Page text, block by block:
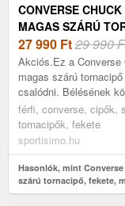
CONVERSE
MAGAS SZÁRÚ
27 990 Ft29 990
Akciós.Ez a Converse
magas szárú
csalódni. Bélésének
férfi, converse, cipők,
tornacipők, fekete
sportisimo.hu
Hasonlók, mint Converse
szárú tornacipő, fekete,